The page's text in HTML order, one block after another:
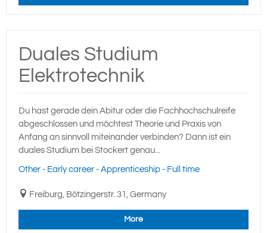
Duales Studium
Elektrotechnik
Du hast gerade dein Abitur oder die Fachhochschulreife
abgeschlossen und möchtest Theorie und Praxis von
Anfang an sinnvoll miteinander verbinden? Dann ist ein
duales Studium bei Stockert genau...
Other - Early career - Apprenticeship - Full time
Freiburg, Bötzingerstr. 31, Germany
More